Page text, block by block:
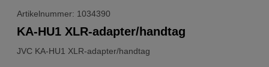
Artikelnummer: 1034390
JVC KA-HU1 XLR-adapter/handtag
KA-HU1 XLR-adapter/handtag